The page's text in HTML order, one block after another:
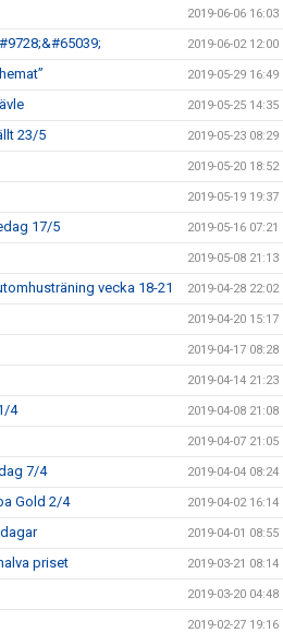
2019-06-06 16:03
2019-06-02 12:00
2019-05-29 16:49
2019-05-25 14:35
23/5 2019-05-23 08:29
2019-05-20 18:52
2019-05-19 19:37
17/5 2019-05-16 07:21
2019-05-08 21:13
vecka 18-21 2019-04-28 22:02
2019-04-20 15:17
2019-04-17 08:28
2019-04-14 21:23
4 2019-04-08 21:08
2019-04-07 21:05
7/4 2019-04-04 08:24
Gold 2/4 2019-04-02 16:14
2019-04-01 08:55
priset 2019-03-21 08:14
2019-03-20 04:48
2019-02-27 19:16